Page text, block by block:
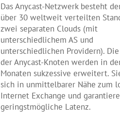
Das Anycast-Netzwerk besteht
über 30 weltweit verteilten
zwei separaten Clouds (mit
unterschiedlichem AS und
unterschiedlichen Providern).
der Anycast-Knoten werden in
Monaten sukzessive erweitert.
sich in unmittelbarer Nähe zum
Internet Exchange und
geringstmögliche Latenz.